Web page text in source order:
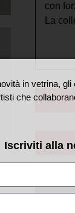
con
La
in vetrina,
che
Iscriviti alla